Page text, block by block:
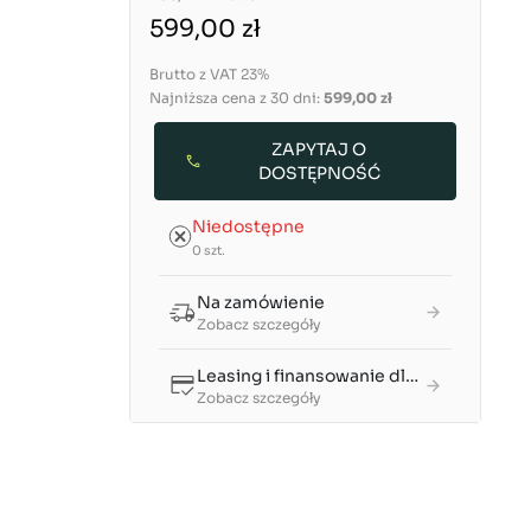
599,00 zł
Brutto z VAT 23%
Najniższa cena z 30 dni: 599,00 zł
ZAPYTAJ O
DOSTĘPNOŚĆ
Niedostępne
0 szt.
Na zamówienie
Zobacz szczegóły
Leasing i finansowanie dla firm
Zobacz szczegóły